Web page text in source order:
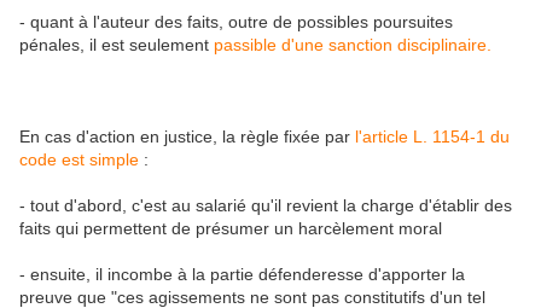
- quant à l'auteur des faits, outre de possibles poursuites
pénales, il est seulement passible d'une sanction disciplinaire.
En cas d'action en justice, la règle fixée par l'article L. 1154-1 du
code est simple :
- tout d'abord, c'est au salarié qu'il revient la charge d'établir des
faits qui permettent de présumer un harcèlement moral
- ensuite, il incombe à la partie défenderesse d'apporter la
preuve que "ces agissements ne sont pas constitutifs d'un tel